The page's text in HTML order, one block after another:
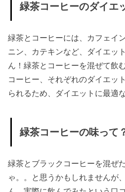
緑茶コーヒーのダイエ
緑茶とコーヒーには、カフェイ
ニン、カテキンなど、ダイエッ
ん！緑茶とコーヒーを混ぜて飲
コーヒー、それぞれのダイエッ
られるため、ダイエットに最適
緑茶コーヒーの味って
緑茶とブラックコーヒーを混ぜ
ゃ。。と思うかもしれませんが